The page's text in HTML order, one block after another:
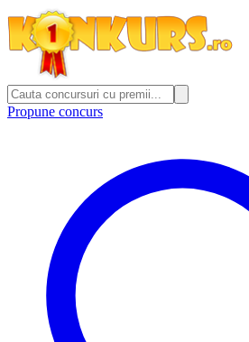
Propune concurs